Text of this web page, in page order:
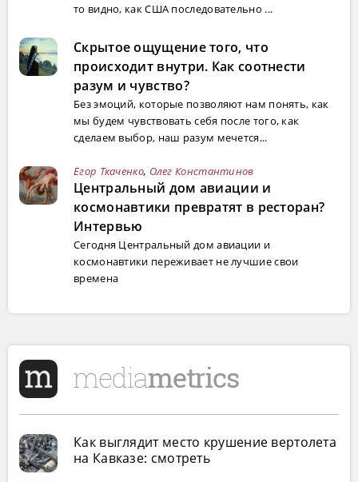
то видно, как США последовательно ...
Скрытое ощущение того, что
происходит внутри. Как соотнести
разум и чувство?
Без эмоций, которые позволяют нам понять, как
мы будем чувствовать себя после того, как
сделаем выбор, наш разум мечется...
Егор Ткаченко, Олег Константинов
Центральный дом авиации и
космонавтики превратят в ресторан?
Интервью
Сегодня Центральный дом авиации и
космонавтики переживает не лучшие свои
времена
Как выглядит место крушение вертолета
на Кавказе: смотреть